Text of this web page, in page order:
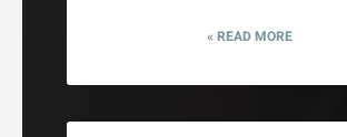
READ MORE »